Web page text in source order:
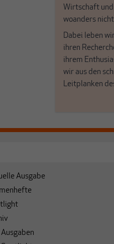
Wirtschaft
woanders
Dabei leben
ihren
ihrem
wir aus den
Leitplanken
Ausgabe